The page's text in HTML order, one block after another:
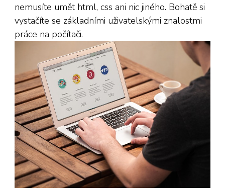
nemusíte umět html, css ani nic jiného. Bohatě si
vystačíte se základními uživatelskými znalostmi
práce na počítači.